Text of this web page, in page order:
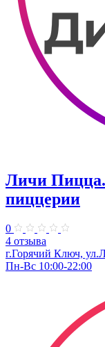
Личи
пиццерии
0
4 отзыва
г.Горячий Ключ,
Пн-Вс 10:00-22:00